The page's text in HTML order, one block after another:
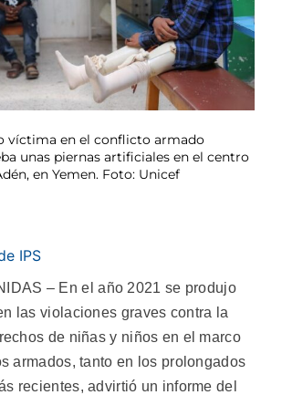
víctima en el conflicto armado
unas piernas artificiales en el centro
en Yemen. Foto: Unicef
IPS
– En el año 2021 se produjo
las violaciones graves contra la
de niñas y niños en el marco
armados, tanto en los prolongados
recientes, advirtió un informe del